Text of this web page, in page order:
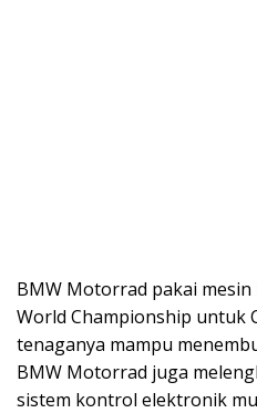
BMW Motorrad pakai mesin
World Championship untuk
tenaganya mampu
BMW Motorrad juga
sistem kontrol elektronik